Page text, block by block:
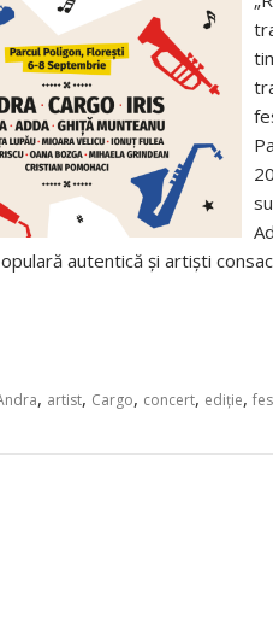
autentică și artiști
, artist, Cargo, concert, ediţie,